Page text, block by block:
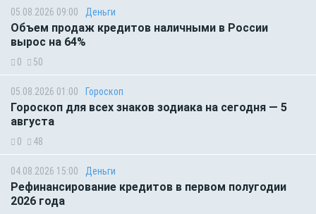
05.08.2026 09:00 Деньги
Объем продаж кредитов наличными в России
вырос на 64%
0 50
05.08.2026 01:00 Гороскоп
Гороскоп для всех знаков зодиака на сегодня — 5
августа
0 48
04.08.2026 15:00 Деньги
Рефинансирование кредитов в первом полугодии
2026 года